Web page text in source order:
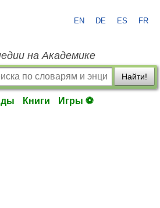
EN DE ES FR
на Академике
Найти!
Книги Игры ⚽